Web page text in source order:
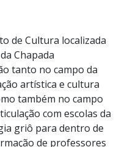
de Cultura localizada
Chapada
tanto no campo da
artística e cultura
também no campo
com escolas da
griô para dentro de
de professores